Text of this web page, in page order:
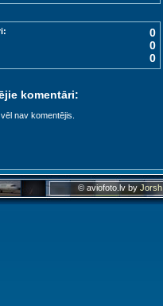
0
0
0
komentāri:
nav komentējis.
© aviofoto.lv byJorsh